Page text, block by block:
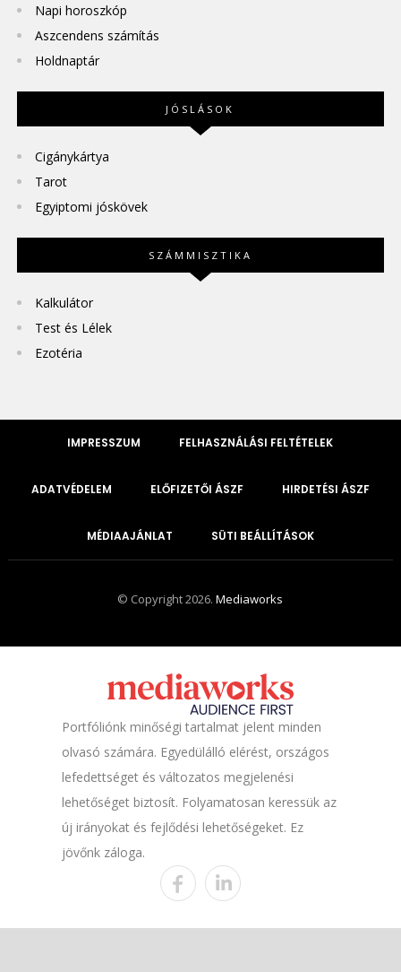
Napi horoszkóp
Aszcendens számítás
Holdnaptár
JÓSLÁSOK
Cigánykártya
Tarot
Egyiptomi jóskövek
SZÁMMISZTIKA
Kalkulátor
Test és Lélek
Ezotéria
IMPRESSZUM FELHASZNÁLÁSI FELTÉTELEK
ADATVÉDELEM ELŐFIZETŐI ÁSZF HIRDETÉSI ÁSZF
MÉDIAAJÁNLAT SÜTI BEÁLLÍTÁSOK
© Copyright 2026.Mediaworks
Portfóliónk minőségi tartalmat jelent minden
olvasó számára. Egyedülálló elérést, országos
lefedettséget és változatos megjelenési
lehetőséget biztosít. Folyamatosan keressük az
új irányokat és fejlődési lehetőségeket. Ez
jövőnk záloga.